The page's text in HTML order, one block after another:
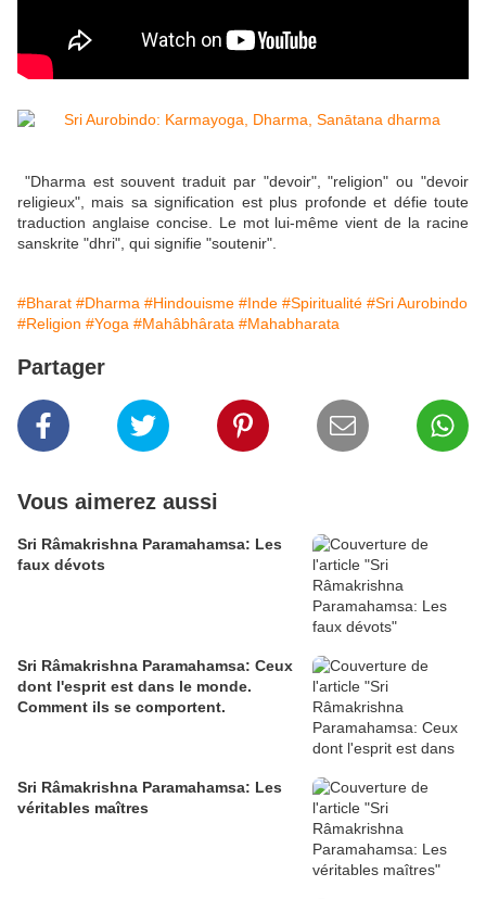
"Dharma est souvent traduit par "devoir", "religion" ou "devoir
religieux", mais sa signification est plus profonde et défie toute
traduction anglaise concise. Le mot lui-même vient de la racine
sanskrite "dhri", qui signifie "soutenir".
#Bharat #Dharma #Hindouisme #Inde #Spiritualité #Sri Aurobindo
#Religion #Yoga #Mahâbhârata #Mahabharata
Partager
Vous aimerez aussi
Sri Râmakrishna Paramahamsa: Les
faux dévots
Sri Râmakrishna Paramahamsa: Ceux
dont l'esprit est dans le monde.
Comment ils se comportent.
Sri Râmakrishna Paramahamsa: Les
véritables maîtres